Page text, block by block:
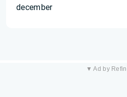
december
▼ Ad by